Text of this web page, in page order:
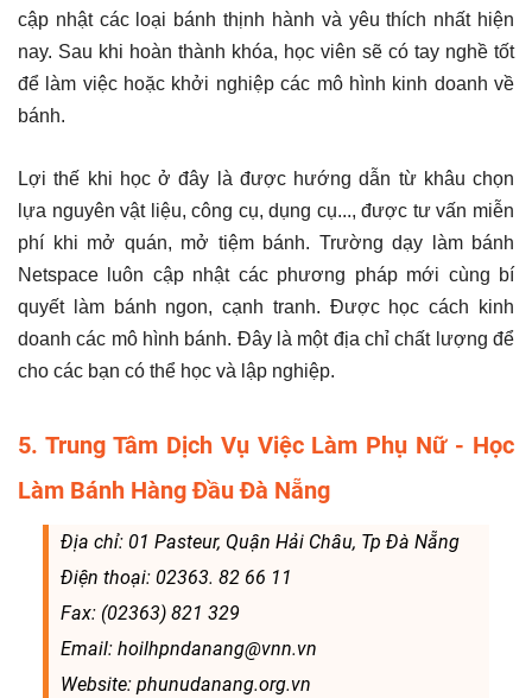
cập nhật các loại bánh thịnh hành và yêu thích nhất hiện
nay. Sau khi hoàn thành khóa, học viên sẽ có tay nghề tốt
để làm việc hoặc khởi nghiệp các mô hình kinh doanh về
bánh.
Lợi thế khi học ở đây là được hướng dẫn từ khâu chọn
lựa nguyên vật liệu, công cụ, dụng cụ..., được tư vấn miễn
phí khi mở quán, mở tiệm bánh. Trường dạy làm bánh
Netspace luôn cập nhật các phương pháp mới cùng bí
quyết làm bánh ngon, cạnh tranh. Được học cách kinh
doanh các mô hình bánh. Đây là một địa chỉ chất lượng để
cho các bạn có thể học và lập nghiệp.
5. Trung Tâm Dịch Vụ Việc Làm Phụ Nữ - Học
Làm Bánh Hàng Đầu Đà Nẵng
Địa chỉ: 01 Pasteur, Quận Hải Châu, Tp Đà Nẵng
Điện thoại: 02363. 82 66 11
Fax: (02363) 821 329
Email: hoilhpndanang@vnn.vn
Website: phunudanang.org.vn